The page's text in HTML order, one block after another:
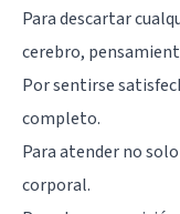
Para descartar
cerebro,
Por sentirse
completo.
Para atender no
corporal.